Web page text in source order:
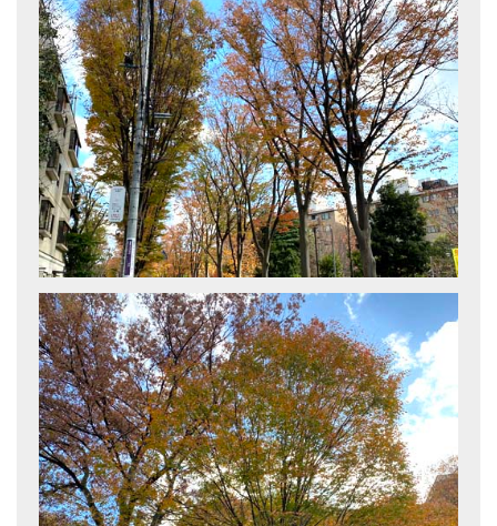
お香定期購入（ラクとくサブスク）
チベット高僧のオラクルカード
ベル＆ドルジェ
シンギングボウル入門本・CD
アウトレット
オリジナルグッズ
神々とつながるジュエリー
ヒーリング・マンダラポスター
ロゴステッカー・ポストカード各種
亡命チベット人尼僧のお守り・チャーム
チベット・マントラ・ヒーリングCD
ギフトラッピング